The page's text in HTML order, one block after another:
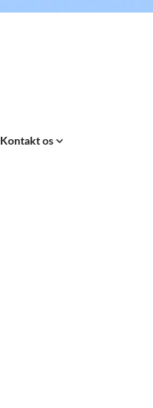
Kontakt os